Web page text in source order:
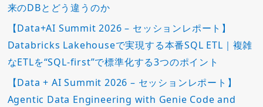
来のDBとどう違うのか
【Data+AI Summit 2026 – セッションレポート】
Databricks Lakehouseで実現する本番SQL ETL｜複雑
なETLを“SQL-first”で標準化する3つのポイント
【Data + AI Summit 2026 – セッションレポート】
Agentic Data Engineering with Genie Code and